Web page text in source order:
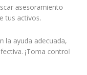
asesoramiento
tus activos.
la ayuda adecuada,
¡Toma control